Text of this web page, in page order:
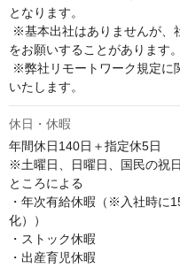
となります。
をお願いすることがあります。
いたします。
休日・休暇
年間休日140日＋指定休5日
※土曜日、日曜日、国民の祝
ところによる
・年次有給休暇（※入社時に
化））
・ストック休暇
・出産育児休暇